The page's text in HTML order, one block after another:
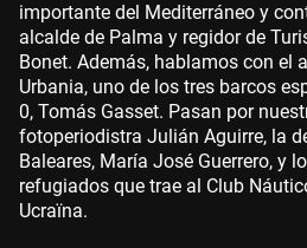
importante del Mediterráneo y
alcalde de Palma y regidor de
Bonet. Además, hablamos con el
Urbania, uno de los tres barcos
0, Tomás Gasset. Pasan por
fotoperiodistra Julián Aguirre, la
Baleares, María José Guerrero, y
refugiados que trae al Club
Ucraïna.